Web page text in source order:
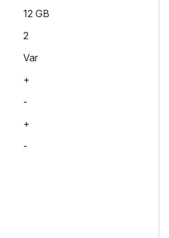
12 GB
2
Var
+
-
+
-